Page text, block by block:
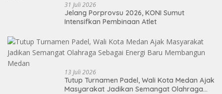
31 Juli 2026
Jelang Porprovsu 2026, KONI Sumut
Intensifkan Pembinaan Atlet
13 Juli 2026
Tutup Turnamen Padel, Wali Kota Medan Ajak
Masyarakat Jadikan Semangat Olahraga